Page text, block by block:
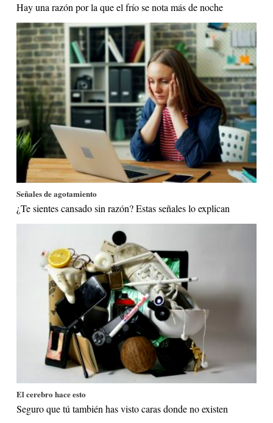
Hay una razón por la que el frío se nota más de noche
Señales de agotamiento
¿Te sientes cansado sin razón? Estas señales lo explican
El cerebro hace esto
Seguro que tú también has visto caras donde no existen